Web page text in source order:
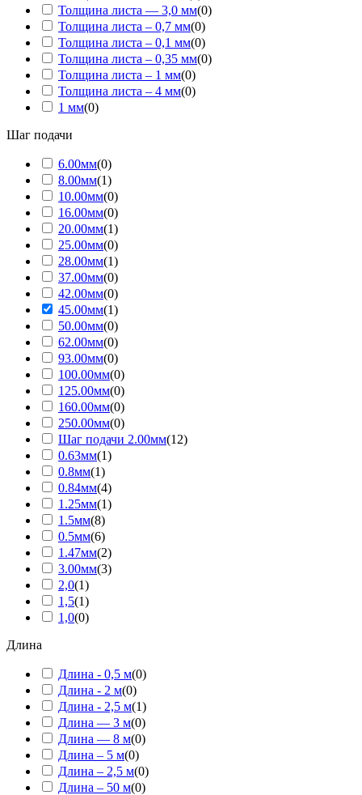
Толщина листа — 3,0 мм(0)
Толщина листа – 0,7 мм(0)
Толщина листа – 0,1 мм(0)
Толщина листа – 0,35 мм(0)
Толщина листа – 1 мм(0)
Толщина листа – 4 мм(0)
1 мм(0)
Шаг подачи
6.00мм(0)
8.00мм(1)
10.00мм(0)
16.00мм(0)
20.00мм(1)
25.00мм(0)
28.00мм(1)
37.00мм(0)
42.00мм(0)
45.00мм(1)
50.00мм(0)
62.00мм(0)
93.00мм(0)
100.00мм(0)
125.00мм(0)
160.00мм(0)
250.00мм(0)
Шаг подачи 2.00мм(12)
0.63мм(1)
0.8мм(1)
0.84мм(4)
1.25мм(1)
1.5мм(8)
0.5мм(6)
1.47мм(2)
3.00мм(3)
2,0(1)
1,5(1)
1,0(0)
Длина
Длина - 0,5 м(0)
Длина - 2 м(0)
Длина - 2,5 м(1)
Длина — 3 м(0)
Длина — 8 м(0)
Длина – 5 м(0)
Длина – 2,5 м(0)
Длина – 50 м(0)